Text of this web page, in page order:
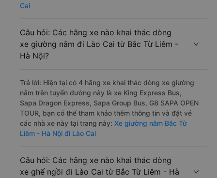
Cai
Câu hỏi: Các hãng xe nào khai thác dòng
xe giường nằm đi Lào Cai từ Bắc Từ Liêm -
Hà Nội?
Trả lời: Hiện tại có 4 hãng xe khai thác dòng xe giường
nằm trên tuyến đường này là xe King Express Bus,
Sapa Dragon Express, Sapa Group Bus, G8 SAPA OPEN
TOUR, bạn có thể tham khảo thêm thông tin và đặt vé
các nhà xe này tại trang này: Xe giường nằm Bắc Từ
Liêm - Hà Nội đi Lào Cai
Câu hỏi: Các hãng xe nào khai thác dòng
xe ghế ngồi đi Lào Cai từ Bắc Từ Liêm - Hà